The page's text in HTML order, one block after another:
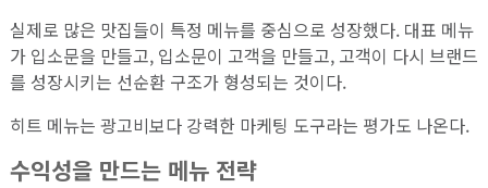
실제로 많은 맛집들이 특정 메뉴를 중심으로 성장했다. 대표 메뉴
가 입소문을 만들고, 입소문이 고객을 만들고, 고객이 다시 브랜드
를 성장시키는 선순환 구조가 형성되는 것이다.
히트 메뉴는 광고비보다 강력한 마케팅 도구라는 평가도 나온다.
수익성을 만드는 메뉴 전략